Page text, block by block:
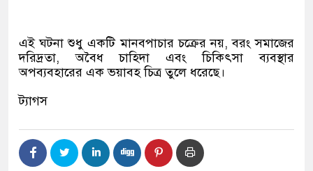
এই ঘটনা শুধু একটি মানবপাচার চক্রের নয়, বরং সমাজের
দরিদ্রতা, অবৈধ চাহিদা এবং চিকিৎসা ব্যবস্থার
অপব্যবহারের এক ভয়াবহ চিত্র তুলে ধরেছে।
ট্যাগস